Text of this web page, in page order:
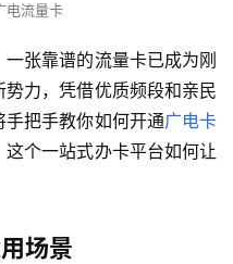
电流量卡
张靠谱的流量卡已成为刚
力，凭借优质频段和亲民
把手教你如何开通广电卡
这个一站式办卡平台如何让
场景